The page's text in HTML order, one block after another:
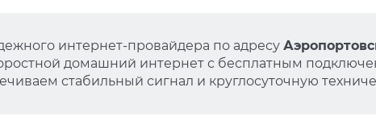
интернет-провайдера по адресу
домашний интернет с бесплатным
стабильный сигнал и круглосуточную